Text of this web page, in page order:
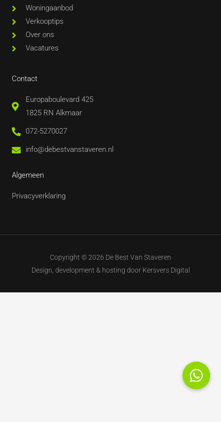
Woningaanbod
Verkooptips
Over ons
Vacatures
Contact
Europaboulevard 425
1825 RN Alkmaar
072-5270027
info@debestvanstaveren.nl
Algemeen
Privacyverklaring
Copyright © 2026 De Best Van Staveren
Design, development & hosting door Kersvers Digital